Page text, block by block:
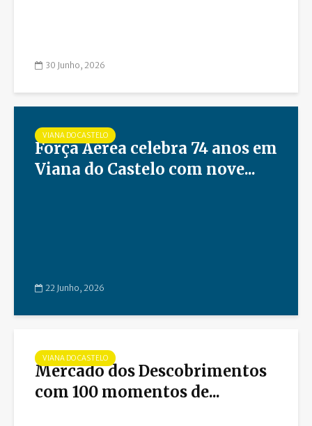
30 Junho, 2026
VIANA DO CASTELO
Força Aérea celebra 74 anos em
Viana do Castelo com nove...
22 Junho, 2026
VIANA DO CASTELO
Mercado dos Descobrimentos
com 100 momentos de...